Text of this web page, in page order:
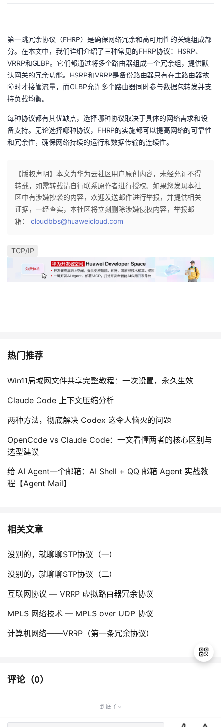
第一跳冗余协议（FHRP）是确保网络冗余和高可用性的关键组成部
分。在本文中，我们详细介绍了三种常见的FHRP协议：HSRP、
VRRP和GLBP。它们都通过将多个路由器组成一个冗余组，提供默
认网关的冗余功能。HSRP和VRRP是备份路由器只有在主路由器故
障时才接管流量，而GLBP允许多个路由器同时参与数据包转发并支
持负载均衡。
每种协议都有其优缺点，选择哪种协议取决于具体的网络需求和设
备支持。无论选择哪种协议，FHRP的实施都可以提高网络的可靠性
和冗余性，确保网络持续的运行和数据传输的连续性。
【版权声明】本文为华为云社区用户原创内容，未经允许不得
转载，如需转载请自行联系原作者进行授权。如果您发现本社
区中有涉嫌抄袭的内容，欢迎发送邮件进行举报，并提供相关
证据，一经查实，本社区将立刻删除涉嫌侵权内容，举报邮
箱： cloudbbs@huaweicloud.com
TCP/IP
热门推荐
Win11局域网文件共享完整教程：一次设置，永久生效
Claude Code 上下文压缩分析
两种方法，彻底解决 Codex 这令人恼火的问题
OpenCode vs Claude Code：一文看懂两者的核心区别与
选型建议
给 AI Agent一个邮箱：AI Shell + QQ 邮箱 Agent 实战教
程【Agent Mail】
相关文章
没别的，就聊聊STP协议（一）
没别的，就聊聊STP协议（二）
互联网协议 — VRRP 虚拟路由器冗余协议
MPLS 网络技术 — MPLS over UDP 协议
计算机网络——VRRP（第一条冗余协议）
评论（0）
到底了~